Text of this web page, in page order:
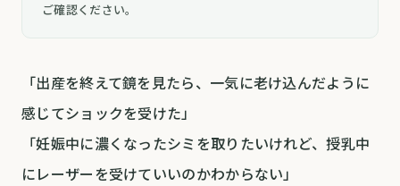
ご確認ください。
「出産を終えて鏡を見たら、一気に老け込んだように
感じてショックを受けた」
「妊娠中に濃くなったシミを取りたいけれど、授乳中
にレーザーを受けていいのかわからない」